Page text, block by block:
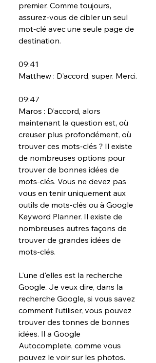
premier. Comme toujours,
assurez-vous de cibler un seul
mot-clé avec une seule page de
destination.
09:41
Matthew : D’accord, super. Merci.
09:47
Maros : D’accord, alors
maintenant la question est, où
creuser plus profondément, où
trouver ces mots-clés ? Il existe
de nombreuses options pour
trouver de bonnes idées de
mots-clés. Vous ne devez pas
vous en tenir uniquement aux
outils de mots-clés ou à Google
Keyword Planner. Il existe de
nombreuses autres façons de
trouver de grandes idées de
mots-clés.
L'une d'elles est la recherche
Google. Je veux dire, dans la
recherche Google, si vous savez
comment l’utiliser, vous pouvez
trouver des tonnes de bonnes
idées. Il a Google
Autocomplete, comme vous
pouvez le voir sur les photos.